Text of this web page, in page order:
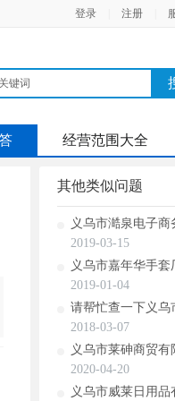
登录 注册
经营范围大全
其他类似问题
义乌市澔泉电子
2019-03-15
义乌市嘉年华手套
2019-01-04
请帮忙查一下义乌
2018-03-07
义乌市莱砷商贸有
2020-04-20
义乌市威莱日用